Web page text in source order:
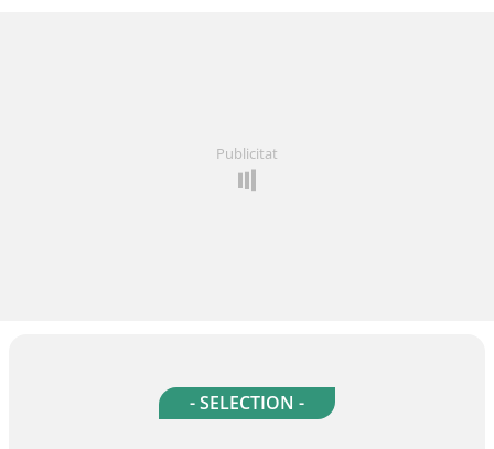
Publicitat
- SELECTION -